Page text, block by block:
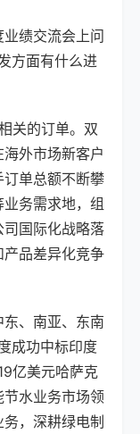
绩交流会上问
方面有什么进
关的订单。双
外市场新客户
单总额不断攀
务需求地，组
国际化战略落
品差异化竞争
、南亚、东南
成功中标印度
亿美元哈萨克
水业务市场领
，深耕绿电制